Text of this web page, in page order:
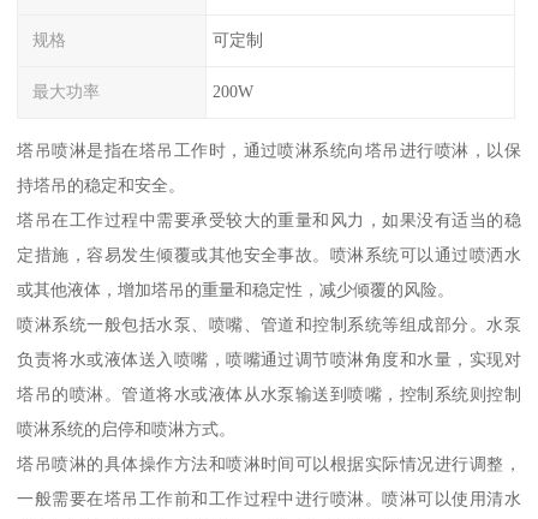
规格 可定制
最大功率 200W
塔吊喷淋是指在塔吊工作时，通过喷淋系统向塔吊进行喷淋，以保
持塔吊的稳定和安全。
塔吊在工作过程中需要承受较大的重量和风力，如果没有适当的稳
定措施，容易发生倾覆或其他安全事故。喷淋系统可以通过喷洒水
或其他液体，增加塔吊的重量和稳定性，减少倾覆的风险。
喷淋系统一般包括水泵、喷嘴、管道和控制系统等组成部分。水泵
负责将水或液体送入喷嘴，喷嘴通过调节喷淋角度和水量，实现对
塔吊的喷淋。管道将水或液体从水泵输送到喷嘴，控制系统则控制
喷淋系统的启停和喷淋方式。
塔吊喷淋的具体操作方法和喷淋时间可以根据实际情况进行调整，
一般需要在塔吊工作前和工作过程中进行喷淋。喷淋可以使用清水